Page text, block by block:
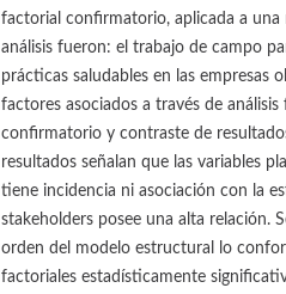
factorial confirmatorio, aplicada a una
análisis fueron: el trabajo de campo
prácticas saludables en las empresas
factores asociados a través de
confirmatorio y contraste de
resultados señalan que las variables
tiene incidencia ni asociación con la
stakeholders posee una alta relación.
orden del modelo estructural lo
factoriales estadísticamente